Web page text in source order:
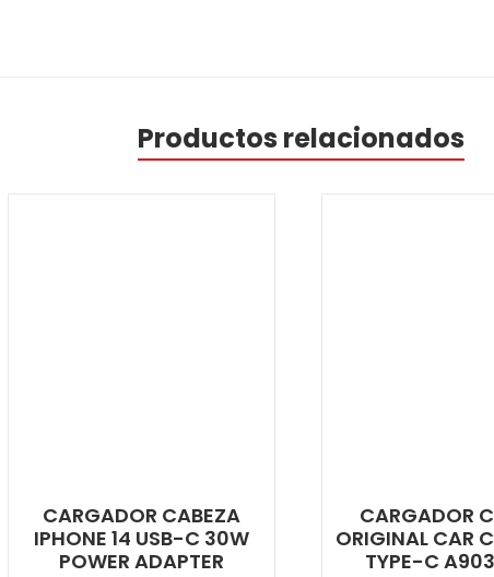
Productos relacionados
CARGADOR CABEZA
IPHONE 14 USB-C 30W
POWER ADAPTER
CARGADOR
ORIGINAL CAR
TYPE-C A903